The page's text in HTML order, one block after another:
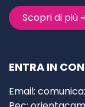
Scopri di più
ENTRA IN
Email: